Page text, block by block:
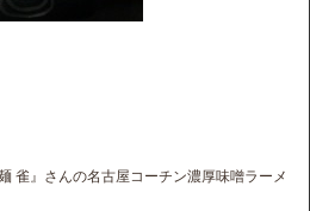
雀』さんの名古屋コーチン濃厚味噌ラーメ